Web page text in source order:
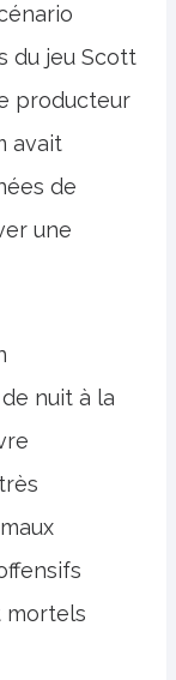
du jeu Scott
producteur
avait
de
une
nuit à la
mortels